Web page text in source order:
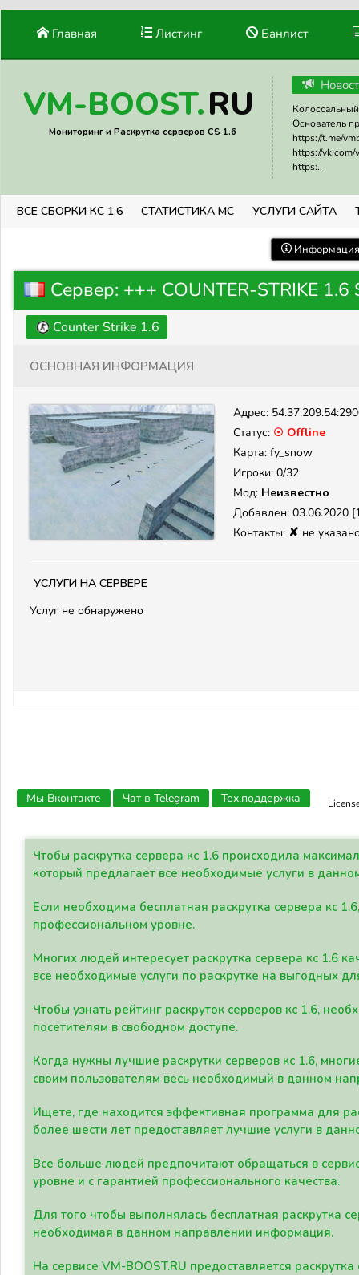
Главная Листинг Банлист
VM-BOOST.RU
Мониторинг и Раскрутка серверов CS 1.6
Основатель
https://t.me/
https://vk.com/
https:..
ВСЕ СБОРКИ КС 1.6 СТАТИСТИКА МС УСЛУГИ САЙТА
Сервер: +++ COUNTER-STRIKE 1.6
Counter Strike 1.6
Основная информация
Адрес:
Статус: ☉ Offline
Карта: fy_snow
Игроки: 0/32
Мод: Неизвестно
Добавлен: 03.06.2020
Контакты: ✘ не
Услуги на сервере
Услуг не обнаружено
Мы Вконтакте Чат в Telegram Тех.поддержка
Чтобы раскрутка сервера кс 1.6 происходила
который предлагает все необходимые услуги в
Если необходима бесплатная раскрутка сервера кс
профессиональном уровне.
Многих людей интересует раскрутка сервера кс 1.6
все необходимые услуги по раскрутке на выгодных
Чтобы узнать рейтинг раскруток серверов кс 1.6,
посетителям в свободном доступе.
Когда нужны лучшие раскрутки серверов кс 1.6,
своим пользователям весь необходимый в данном
Ищете, где находится эффективная программа для
более шести лет предоставляет лучшие услуги в
Все больше людей предпочитают обращаться в
уровне и с гарантией профессионального качества.
Для того чтобы выполнялась бесплатная раскрутка
необходимая в данном направлении информация.
На сервисе VM-BOOST.RU предоставляется